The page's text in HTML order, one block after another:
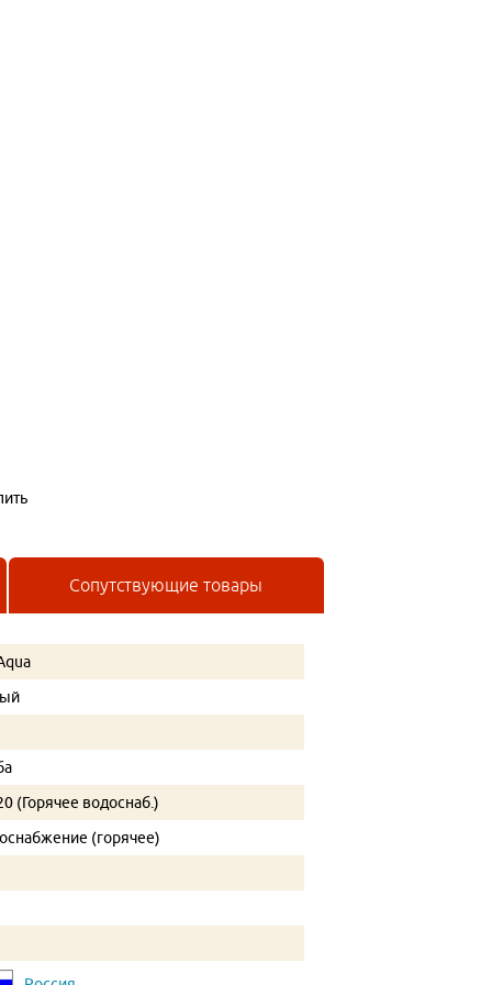
Сопутствующие товары
(Горячее водоснаб.)
(горячее)